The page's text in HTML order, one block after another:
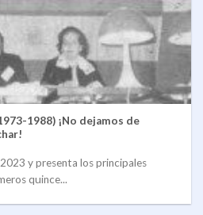
1988) ¡No dejamos de
y presenta los principales
quince...